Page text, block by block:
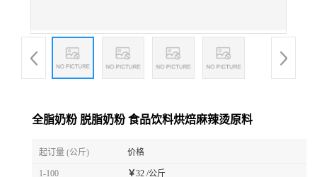
全脂奶粉 脱脂奶粉 食品饮料烘焙麻辣烫原料
起订量 (公斤) 价格
1-100 ￥32 /公斤